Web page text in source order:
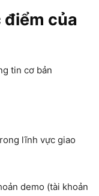
điểm của
lĩnh vực giao
demo (tài khoản